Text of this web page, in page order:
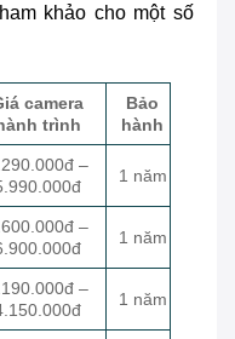
khảo cho một số
camera
trình
Bảo
hành
–
1 năm
–
1 năm
–
1 năm